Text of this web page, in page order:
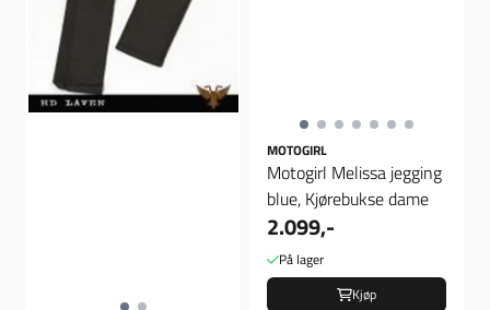
MOTOGIRL
Motogirl Melissa jegging
blue, Kjørebukse dame
2.099,-
På lager
Kjøp